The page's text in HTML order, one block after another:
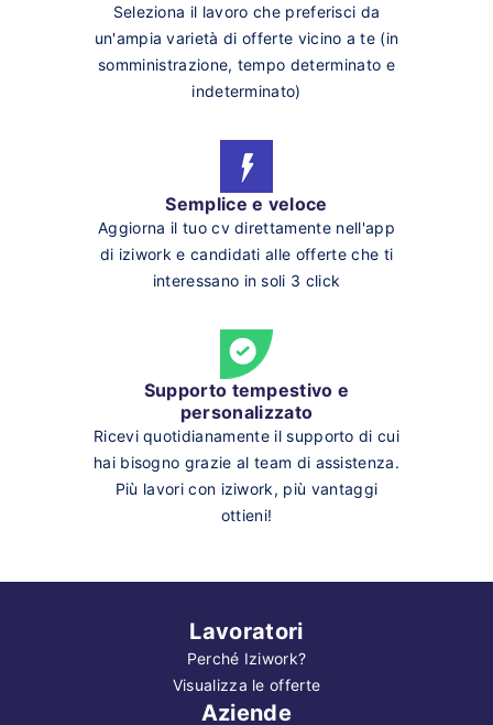
Seleziona il lavoro che preferisci da
un'ampia varietà di offerte vicino a te (in
somministrazione, tempo determinato e
indeterminato)
Semplice e veloce
Aggiorna il tuo cv direttamente nell'app
di iziwork e candidati alle offerte che ti
interessano in soli 3 click
Supporto tempestivo e
personalizzato
Ricevi quotidianamente il supporto di cui
hai bisogno grazie al team di assistenza.
Più lavori con iziwork, più vantaggi
ottieni!
Lavoratori
Perché Iziwork?
Visualizza le offerte
Aziende